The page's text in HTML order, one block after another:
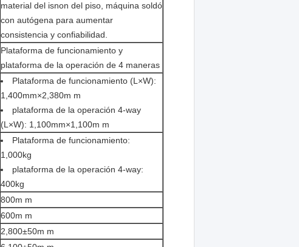
material del isnon del piso, máquina soldó
con autógena para aumentar
consistencia y confiabilidad.
Plataforma de funcionamiento y
plataforma de la operación de 4 maneras
Plataforma de funcionamiento (L×W):
1,400mm×2,380m m
plataforma de la operación 4-way
(L×W): 1,100mm×1,100m m
Plataforma de funcionamiento:
1,000kg
plataforma de la operación 4-way:
400kg
800m m
600m m
2,800±50m m